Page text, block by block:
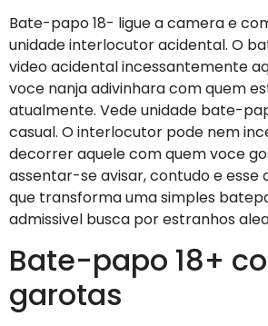
Bate-papo 18- ligue a camera e
unidade interlocutor acidental. O
video acidental incessantemente
voce nanja adivinhara com quem
atualmente. Vede unidade bate-
casual. O interlocutor pode nem
decorrer aquele com quem voce
assentar-se avisar, contudo e
que transforma uma simples
admissivel busca por estranhos
Bate-papo 18+
garotas